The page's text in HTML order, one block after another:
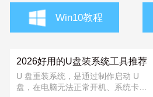
Win10教程
2026好用的U盘装系统工具推荐
U 盘重装系统，是通过制作启动 U
盘，在电脑无法正常开机、系统卡